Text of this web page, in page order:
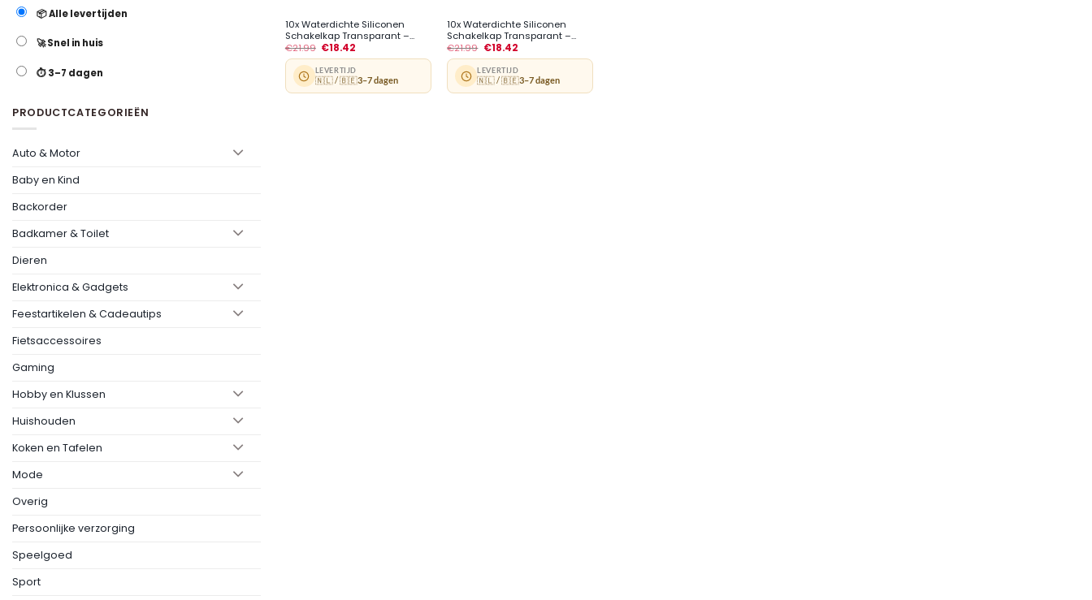
📦 Alle levertijden
🚀 Snel in huis
⏱️ 3–7 dagen
PRODUCTCATEGORIEËN
Auto & Motor
Baby en Kind
Backorder
Badkamer & Toilet
Dieren
Elektronica & Gadgets
Feestartikelen & Cadeautips
Fietsaccessoires
Gaming
Hobby en Klussen
Huishouden
Koken en Tafelen
Mode
Overig
Persoonlijke verzorging
Speelgoed
Sport
10x Waterdichte Siliconen
Schakelkap Transparant –...
€21.99 €18.42
LEVERTIJD
🇳🇱 / 🇧🇪3–7 dagen
10x Waterdichte Siliconen
Schakelkap Transparant –...
€21.99 €18.42
LEVERTIJD
🇳🇱 / 🇧🇪3–7 dagen